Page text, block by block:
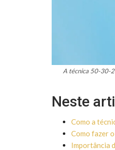
A técnica 50-30-
Neste
Como a
Como fazer
Importância